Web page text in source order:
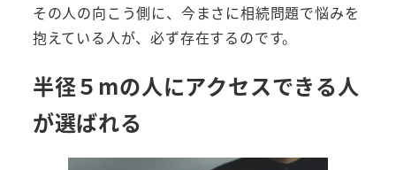
その人の向こう側に、今まさに相続問題で悩みを
抱えている人が、必ず存在するのです。
半径５mの人にアクセスできる人
が選ばれる